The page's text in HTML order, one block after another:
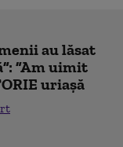
au lăsat
”Am uimit
uriașă